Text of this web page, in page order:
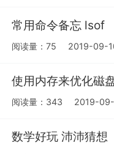
常用命令备忘 lsof
阅读量：75 2019-09-
使用内存来优化磁
阅读量：343 2019-
数学好玩 沛沛猜想